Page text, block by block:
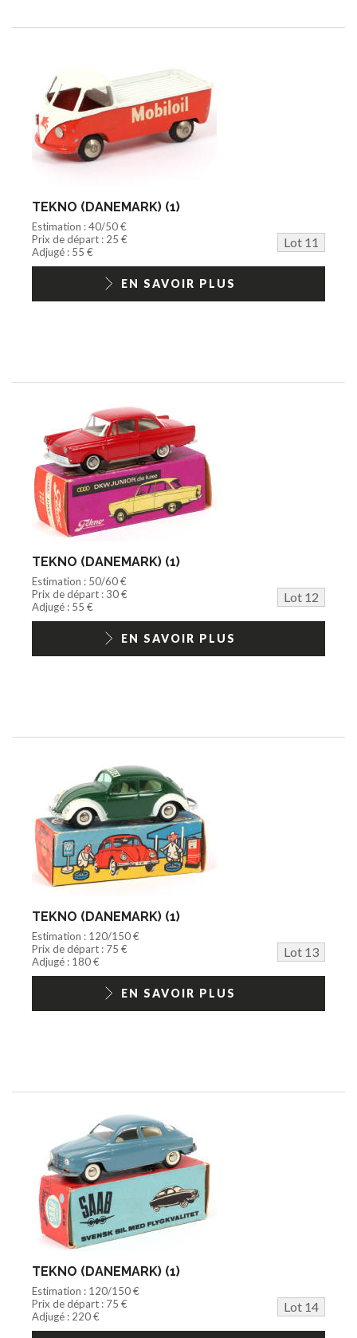
TEKNO (DANEMARK) (1)
Estimation : 40/50 €
Prix de départ : 25 €
Lot 11
Adjugé : 55 €
EN SAVOIR PLUS
TEKNO (DANEMARK) (1)
Estimation : 50/60 €
Prix de départ : 30 €
Lot 12
Adjugé : 55 €
EN SAVOIR PLUS
TEKNO (DANEMARK) (1)
Estimation : 120/150 €
Prix de départ : 75 €
Lot 13
Adjugé : 180 €
EN SAVOIR PLUS
TEKNO (DANEMARK) (1)
Estimation : 120/150 €
Prix de départ : 75 €
Lot 14
Adjugé : 220 €